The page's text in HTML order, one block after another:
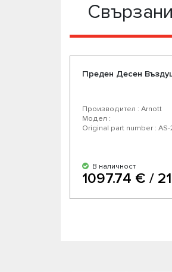
Преден Десен
Производител : Arnott
Модел :
Original part number : AS-
В наличност
1097.74 € /